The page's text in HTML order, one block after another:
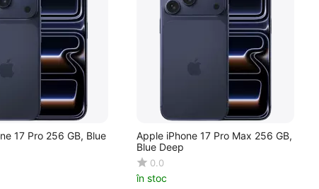
17 Pro 256 GB, Blue
Apple iPhone 17 Pro Max 256 GB,
Blue Deep
0.0
în stoc